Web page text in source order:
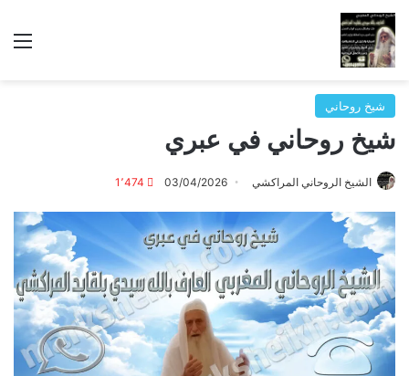
شيخ روحاني
شيخ روحاني في عبري
الشيخ الروحاني المراكشي 03/04/2026 1٬474